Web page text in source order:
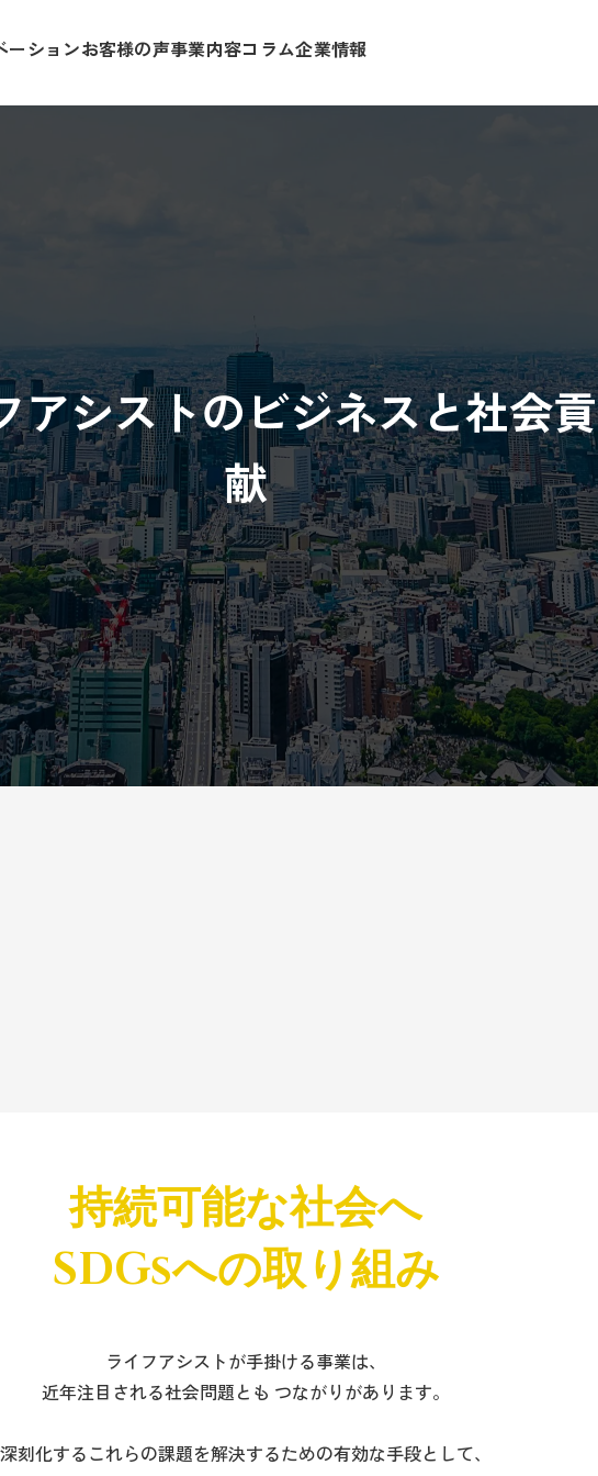
ーションお客様の声事業内容コラム企業情報
アシストのビジネスと社会貢
献
持続可能な社会へ
SDGsへの取り組み
ライフアシストが手掛ける事業は、
近年注目される社会問題とも つながりがあります。
深刻化するこれらの課題を解決するための有効な手段として、